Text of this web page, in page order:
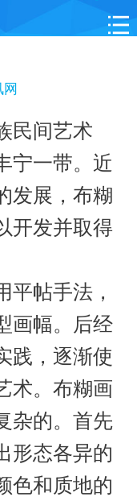
目
间艺术
宁一带。近
发展，布糊
开发并取得
帖手法，
画幅。后经
践，逐渐使
术。布糊画
杂的。首先
形态各异的
色和质地的